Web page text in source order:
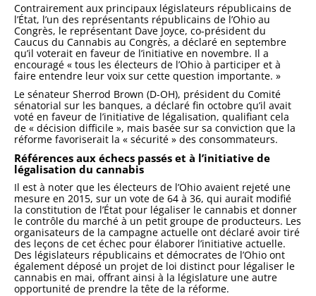
Contrairement aux principaux législateurs républicains de
l’État, l’un des représentants républicains de l’Ohio au
Congrès, le représentant Dave Joyce, co-président du
Caucus du Cannabis au Congrès, a déclaré en septembre
qu’il voterait en faveur de l’initiative en novembre. Il a
encouragé « tous les électeurs de l’Ohio à participer et à
faire entendre leur voix sur cette question importante. »
Le sénateur Sherrod Brown (D-OH), président du Comité
sénatorial sur les banques, a déclaré fin octobre qu’il avait
voté en faveur de l’initiative de légalisation, qualifiant cela
de « décision difficile », mais basée sur sa conviction que la
réforme favoriserait la « sécurité » des consommateurs.
Références aux échecs passés et à l’initiative de
légalisation du cannabis
Il est à noter que les électeurs de l’Ohio avaient rejeté une
mesure en 2015, sur un vote de 64 à 36, qui aurait modifié
la constitution de l’État pour légaliser le cannabis et donner
le contrôle du marché à un petit groupe de producteurs. Les
organisateurs de la campagne actuelle ont déclaré avoir tiré
des leçons de cet échec pour élaborer l’initiative actuelle.
Des législateurs républicains et démocrates de l’Ohio ont
également déposé un projet de loi distinct pour légaliser le
cannabis en mai, offrant ainsi à la législature une autre
opportunité de prendre la tête de la réforme.